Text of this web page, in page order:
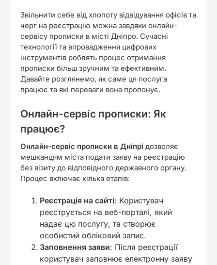
Звільнити себе від хлопоту відвідування офісів та
черг на реєстрацію можна завдяки онлайн-
сервісу прописки в місті Дніпро. Сучасні
технології та впровадження цифрових
інструментів роблять процес отримання
прописки більш зручним та ефективним.
Давайте розглянемо, як саме ця послуга
працює та які переваги вона пропонує.
Онлайн-сервіс прописки: Як
працює?
Онлайн-сервіс прописки в Дніпрідозволяє
мешканцям міста подати заяву на реєстрацію
без візиту до відповідного державного органу.
Процес включає кілька етапів:
Реєстрація на сайті: Користувач
реєструється на веб-порталі, який
надає цю послугу, та створює
особистий обліковий запис.
Заповнення заяви: Після реєстрації
користувач заповнює електронну заяву